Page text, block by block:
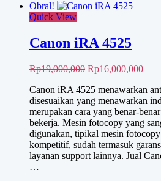
Obral!
Quick View
Canon iRA 4525
Rp19,000,000 Harga
adalah:
Rp19,000,000.
Rp16,000,000Harga
ini
Canon iRA 4525 menawarkan
disesuaikan yang menawarkan
merupakan cara yang benar-
bekerja. Mesin fotocopy yang
digunakan, tipikal mesin
kompetitif, sudah termasuk
layanan support lainnya. Jual
…